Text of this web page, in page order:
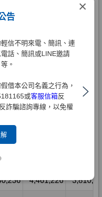
×
告
信不明來電、簡訊、連
話、簡訊或LINE邀請
。
借本公司名義之行為，
或客服信箱反
詐騙諮詢專線，以免權